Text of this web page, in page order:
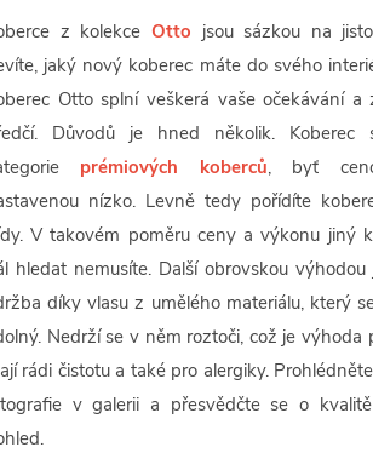
z kolekce Otto jsou sázkou na
jaký nový koberec máte do svého
Otto splní veškerá vaše očekávání a
Důvodů je hned několik. Koberec
prémiových koberců, byť
nízko. Levně tedy pořídíte
V takovém poměru ceny a výkonu jiný
hledat nemusíte. Další obrovskou výhodou
díky vlasu z umělého materiálu, který
Nedrží se v něm roztoči, což je výhoda
rádi čistotu a také pro alergiky.
v galerii a přesvědčte se o